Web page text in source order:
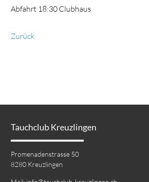
Abfahrt 18:30 Clubhaus
Zurück
Tauchclub Kreuzlingen
Promenadenstrasse 50
8280 Kreuzlingen